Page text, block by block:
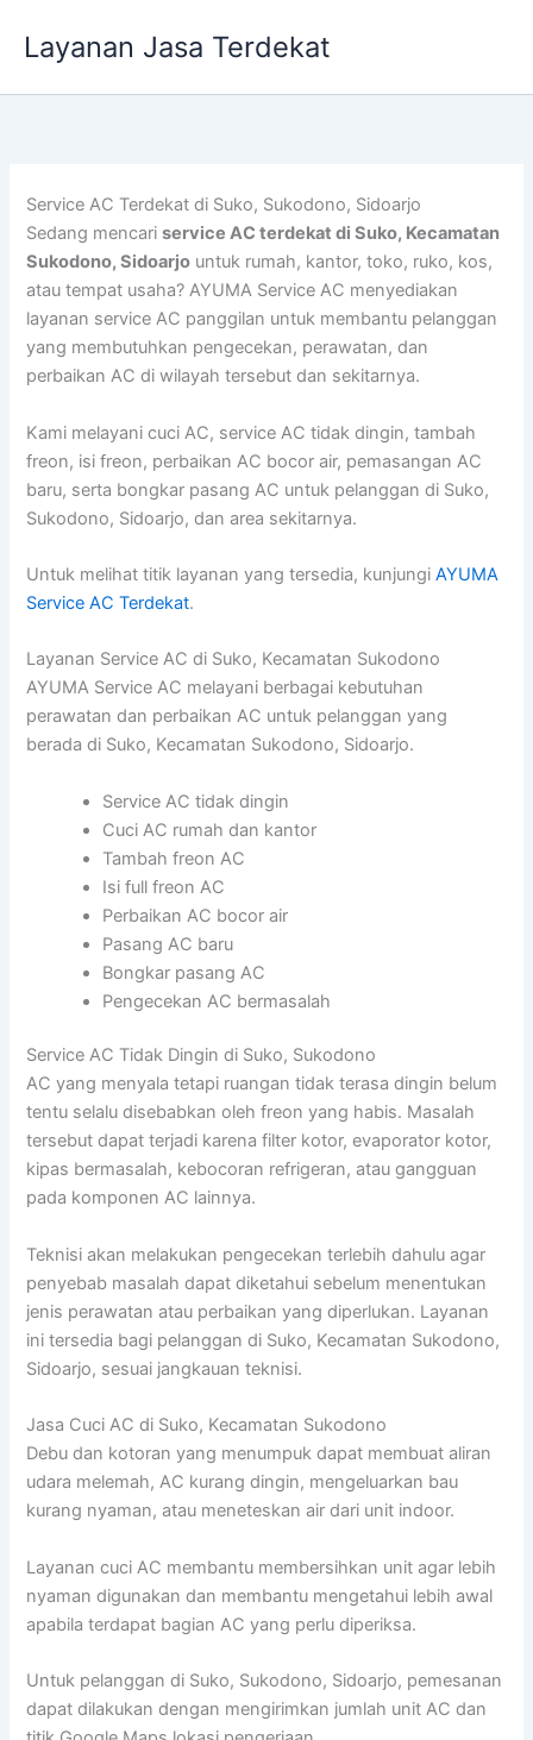
Layanan Jasa Terdekat
Service AC Terdekat di Suko, Sukodono, Sidoarjo
Sedang mencariservice AC terdekat di Suko, Kecamatan
Sukodono, Sidoarjo untuk rumah, kantor, toko, ruko, kos,
atau tempat usaha? AYUMA Service AC menyediakan
layanan service AC panggilan untuk membantu pelanggan
yang membutuhkan pengecekan, perawatan, dan
perbaikan AC di wilayah tersebut dan sekitarnya.
Kami melayani cuci AC, service AC tidak dingin, tambah
freon, isi freon, perbaikan AC bocor air, pemasangan AC
baru, serta bongkar pasang AC untuk pelanggan di Suko,
Sukodono, Sidoarjo, dan area sekitarnya.
Untuk melihat titik layanan yang tersedia, kunjungiAYUMA
Service AC Terdekat.
Layanan Service AC di Suko, Kecamatan Sukodono
AYUMA Service AC melayani berbagai kebutuhan
perawatan dan perbaikan AC untuk pelanggan yang
berada di Suko, Kecamatan Sukodono, Sidoarjo.
Service AC tidak dingin
Cuci AC rumah dan kantor
Tambah freon AC
Isi full freon AC
Perbaikan AC bocor air
Pasang AC baru
Bongkar pasang AC
Pengecekan AC bermasalah
Service AC Tidak Dingin di Suko, Sukodono
AC yang menyala tetapi ruangan tidak terasa dingin belum
tentu selalu disebabkan oleh freon yang habis. Masalah
tersebut dapat terjadi karena filter kotor, evaporator kotor,
kipas bermasalah, kebocoran refrigeran, atau gangguan
pada komponen AC lainnya.
Teknisi akan melakukan pengecekan terlebih dahulu agar
penyebab masalah dapat diketahui sebelum menentukan
jenis perawatan atau perbaikan yang diperlukan. Layanan
ini tersedia bagi pelanggan di Suko, Kecamatan Sukodono,
Sidoarjo, sesuai jangkauan teknisi.
Jasa Cuci AC di Suko, Kecamatan Sukodono
Debu dan kotoran yang menumpuk dapat membuat aliran
udara melemah, AC kurang dingin, mengeluarkan bau
kurang nyaman, atau meneteskan air dari unit indoor.
Layanan cuci AC membantu membersihkan unit agar lebih
nyaman digunakan dan membantu mengetahui lebih awal
apabila terdapat bagian AC yang perlu diperiksa.
Untuk pelanggan di Suko, Sukodono, Sidoarjo, pemesanan
dapat dilakukan dengan mengirimkan jumlah unit AC dan